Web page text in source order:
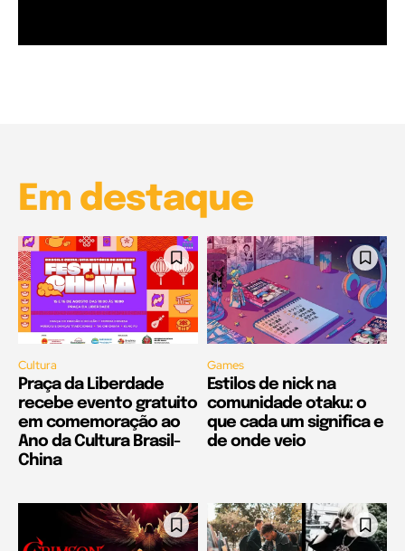
Em destaque
Cultura
Praça da Liberdade
recebe evento gratuito
em comemoração ao
Ano da Cultura Brasil-
China
Games
Estilos de nick na
comunidade otaku: o
que cada um significa e
de onde veio